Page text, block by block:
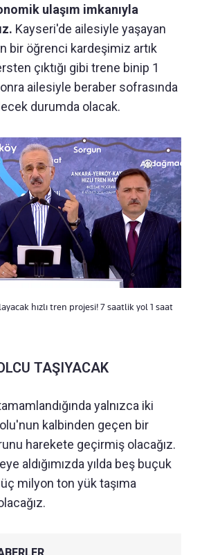
ulaşım imkanıyla
Kayseri'de ailesiyle yaşayan
bir öğrenci kardeşimiz artık
çıktığı gibi trene binip 1
ailesiyle beraber sofrasında
durumda olacak.
hızlı tren projesi! 7 saatlik yol 1 saat
TAŞIYACAK
yalnızca iki
kalbinden geçen bir
harekete geçirmiş olacağız.
aldığımızda yılda beş buçuk
milyon ton yük taşıma